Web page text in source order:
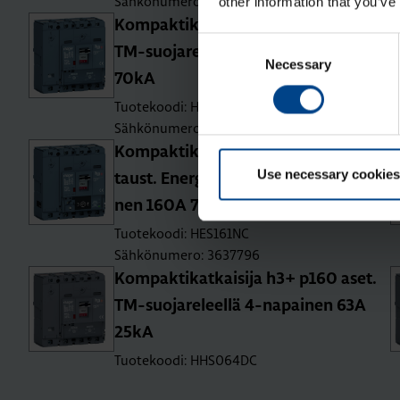
Necessary
Use necessary
Kom­pak­ti­kat­kai­si­ja h3+ p160 aset.
TM-suo­ja­re­leel­lä 4-na­pai­nen 160A
70kA
Tuotekoodi: HES161DC
Sähkönumero: 3637784
Kom­pak­ti­kat­kai­si­ja h3+ p160 mit­
taust. Ener­gy-suo­ja­re­leel­lä 4-na­pai­
nen 160A 70kA
Tuotekoodi: HES161NC
Sähkönumero: 3637796
Kom­pak­ti­kat­kai­si­ja h3+ p160 aset.
TM-suo­ja­re­leel­lä 4-na­pai­nen 63A
25kA
Tuotekoodi: HHS064DC